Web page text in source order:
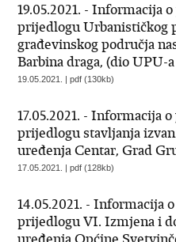
19.05.2021. - Informacija
prijedlogu Urbanističkog
građevinskog područja
Barbina draga, (dio UPU-
19.05.2021. | pdf (130kb)
17.05.2021. - Informacija
prijedlogu stavljanja
uređenja Centar, Grad
17.05.2021. | pdf (128kb)
14.05.2021. - Informacija
prijedlogu VI. Izmjena i